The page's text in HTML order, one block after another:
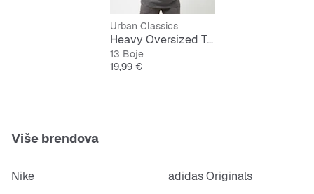
Urban Classics
Heavy Oversized Tee
13 Boje
Cijena
19,99 €
Više brendova
Nike
adidas Originals